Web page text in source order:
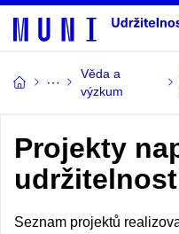
Věda a
výzkum
Projekty
Seznam projektů